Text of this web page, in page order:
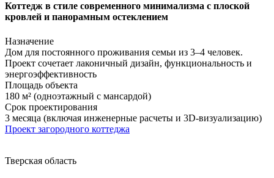
Коттедж в стиле современного минимализма с плоской
кровлей и панорамным остеклением
Назначение
Дом для постоянного проживания семьи из 3–4 человек.
Проект сочетает лаконичный дизайн, функциональность и
энергоэффективность
Площадь объекта
180 м² (одноэтажный с мансардой)
Срок проектирования
3 месяца (включая инженерные расчеты и 3D-визуализацию)
Проект загородного коттеджа
Тверская область